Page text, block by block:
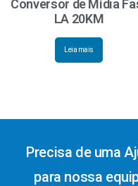
Conversor de Mídia
LA 20KM
Leia mais
Precisa de uma
para nossa